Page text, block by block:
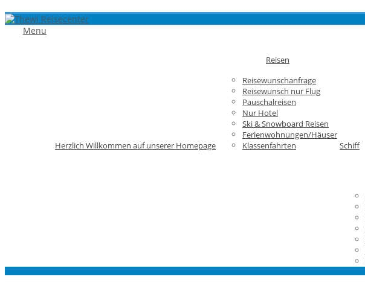
Menu
Herzlich Willkommen auf unserer Homepage
Reisen
Reisewunschanfrage
Reisewunsch nur Flug
Pauschalreisen
Nur Hotel
Ski & Snowboard Reisen
Ferienwohnungen/Häuser
Klassenfahrten
Schiff